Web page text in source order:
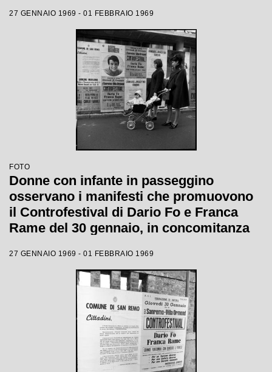
27 GENNAIO 1969 - 01 FEBBRAIO 1969
FOTO
Donne con infante in passeggino
osservano i manifesti che promuovono
il Controfestival di Dario Fo e Franca
Rame del 30 gennaio, in concomitanza
27 GENNAIO 1969 - 01 FEBBRAIO 1969